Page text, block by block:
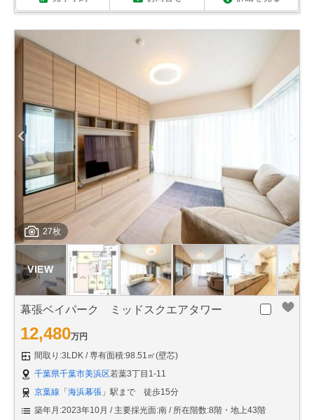
27枚
幕張ベイパーク ミッドスクエアタワー
12,480万円
間取り:3LDK
専有面積:98.51㎡(壁芯)
千葉県千葉市美浜区若葉3丁目1-11
京葉線 「海浜幕張 」駅まで 徒歩15分
築年月:2023年10月
主要採光面:南 所在階数:8階・地上43階